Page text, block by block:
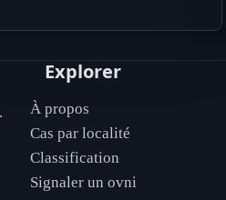
Explorer
À propos
Cas par localité
Classification
Signaler un ovni